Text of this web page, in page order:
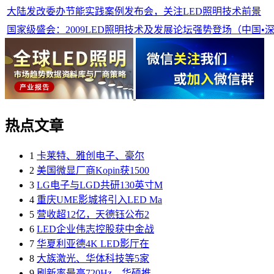
大陆发改委办节能实践案例发布会，关注LED照明技术前景
国家级盛会：2009LED照明技术及发展论坛强势登场（中国•
热点文章
1 卡莱特、雅创电子、豪尔
2 美国微显厂商Kopin获1500
3 LG电子与LGD共研130英寸M
4 重庆UME影城将引入LED Ma
5 营收超12亿，天德钰公布2
6 LED企业伟志控股获中金战
7 华夏利亚德4K LED影厅在
8 大族激光、华体科技等5家